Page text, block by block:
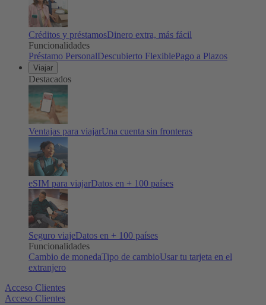
Créditos y préstamosDinero extra, más fácil
Funcionalidades
Préstamo PersonalDescubierto FlexiblePago a Plazos
Viajar
Destacados
Ventajas para viajarUna cuenta sin fronteras
eSIM para viajarDatos en + 100 países
Seguro viajeDatos en + 100 países
Funcionalidades
Cambio de monedaTipo de cambioUsar tu tarjeta en el
extranjero
Acceso Clientes
Acceso Clientes